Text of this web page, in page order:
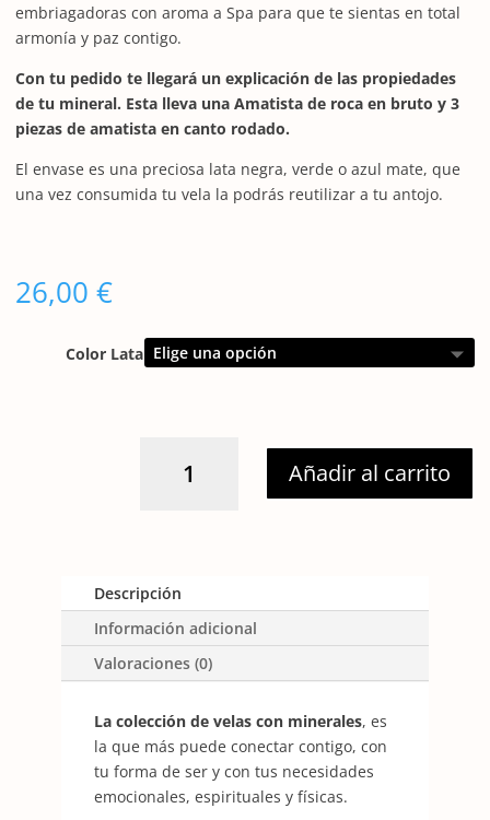
embriagadoras con aroma a Spa para que te sientas en total
armonía y paz contigo.
Con tu pedido te llegará un explicación de las propiedades
de tu mineral. Esta lleva una Amatista de roca en bruto y 3
piezas de amatista en canto rodado.
El envase es una preciosa lata negra, verde o azul mate, que
una vez consumida tu vela la podrás reutilizar a tu antojo.
26,00 €
Color Lata
cantidad
Añadir al carrito
Descripción
Información adicional
Valoraciones (0)
La colección de velas con minerales, es
la que más puede conectar contigo, con
tu forma de ser y con tus necesidades
emocionales, espirituales y físicas.